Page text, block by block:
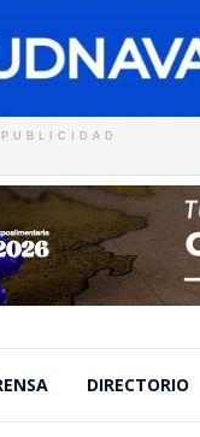
PUBLICIDAD
DIRECTORIO